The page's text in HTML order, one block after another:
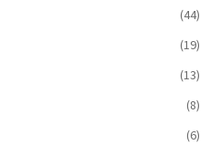
(44)
(19)
(13)
(8)
(6)